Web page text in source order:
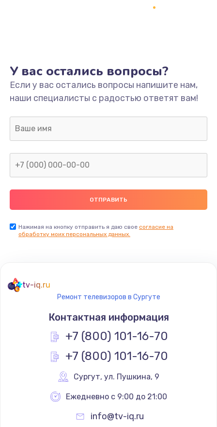
Не включается
1400 руб.
Заказать
Нет звука
800 руб.
Не видит флешку
400 руб.
Заказать
900 руб.
Заказать
900 руб.
Заказать
Не работает
У вас остались вопросы?
Если у вас остались вопросы напишите нам,
наши специалисты с радостью ответят вам!
Нажимая на кнопку отправить я даю свое согласие на
обработку моих персональных данных.
tv-iq.ru
Ремонт телевизоров в Сургуте
Контактная информация
+7 (800) 101-16-70
+7 (800) 101-16-70
Сургут, ул. Пушкина, 9
Ежедневно с 9:00 до 21:00
info@tv-iq.ru